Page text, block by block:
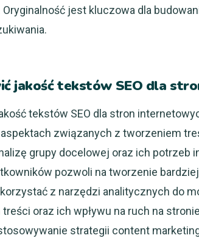
jest kluczowa dla
jakość tekstów SEO dla
tekstów SEO dla stron
związanych z tworzeniem
grupy docelowej oraz ich potrzeb
pozwoli na tworzenie
z narzędzi analitycznych do
oraz ich wpływu na ruch na
strategii content